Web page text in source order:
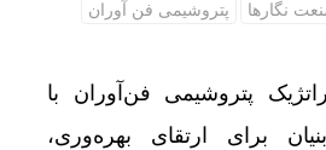
نگارها
پتروشیمی فن آوران
پتروشیمی فن‌آوران با
برای ارتقای بهره‌وری،